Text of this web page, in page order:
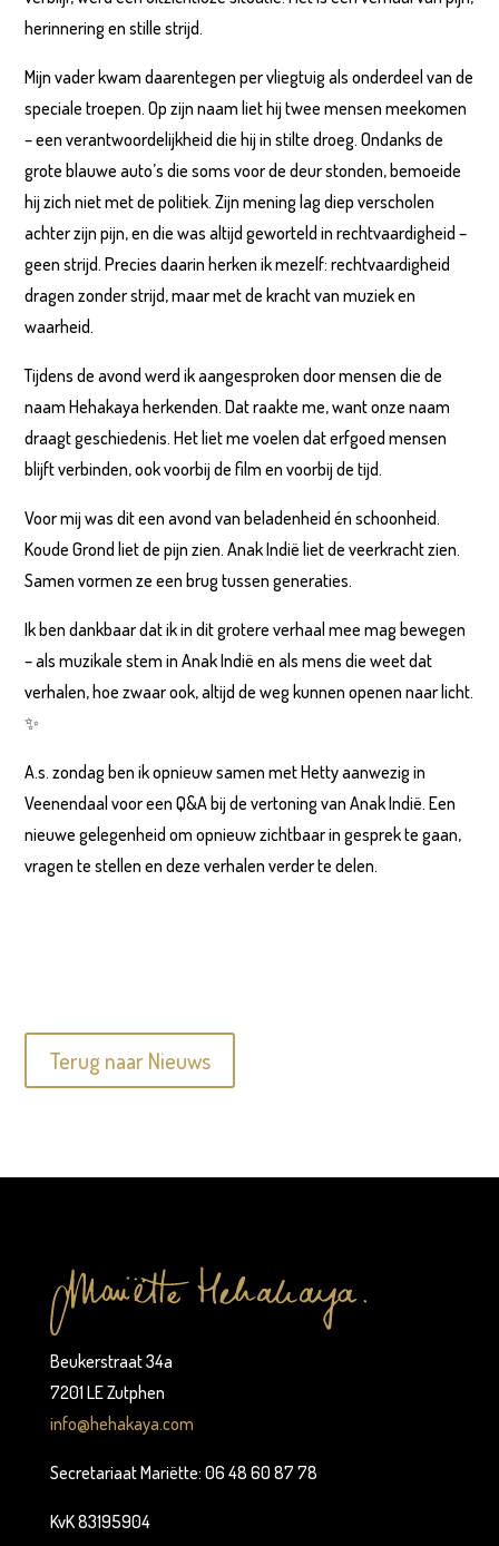
herinnering en stille strijd.
Mijn vader kwam daarentegen per vliegtuig als onderdeel van de
speciale troepen. Op zijn naam liet hij twee mensen meekomen
– een verantwoordelijkheid die hij in stilte droeg. Ondanks de
grote blauwe auto’s die soms voor de deur stonden, bemoeide
hij zich niet met de politiek. Zijn mening lag diep verscholen
achter zijn pijn, en die was altijd geworteld in rechtvaardigheid –
geen strijd. Precies daarin herken ik mezelf: rechtvaardigheid
dragen zonder strijd, maar met de kracht van muziek en
waarheid.
Tijdens de avond werd ik aangesproken door mensen die de
naam Hehakaya herkenden. Dat raakte me, want onze naam
draagt geschiedenis. Het liet me voelen dat erfgoed mensen
blijft verbinden, ook voorbij de film en voorbij de tijd.
Voor mij was dit een avond van beladenheid én schoonheid.
Koude Grond liet de pijn zien. Anak Indië liet de veerkracht zien.
Samen vormen ze een brug tussen generaties.
Ik ben dankbaar dat ik in dit grotere verhaal mee mag bewegen
– als muzikale stem in Anak Indië en als mens die weet dat
verhalen, hoe zwaar ook, altijd de weg kunnen openen naar licht.
✨
A.s. zondag ben ik opnieuw samen met Hetty aanwezig in
Veenendaal voor een Q&A bij de vertoning van Anak Indië. Een
nieuwe gelegenheid om opnieuw zichtbaar in gesprek te gaan,
vragen te stellen en deze verhalen verder te delen.
Terug naar Nieuws
Beukerstraat 34a
7201 LE Zutphen
info@hehakaya.com
Secretariaat Mariëtte: 06 48 60 87 78
KvK 83195904